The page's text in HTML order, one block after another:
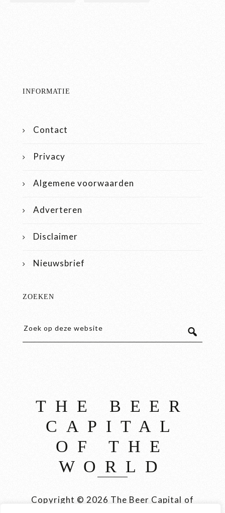
INFORMATIE
Contact
Privacy
Algemene voorwaarden
Adverteren
Disclaimer
Nieuwsbrief
ZOEKEN
THE BEER
CAPITAL
OF THE
WORLD
Copyright © 2026 The Beer Capital of